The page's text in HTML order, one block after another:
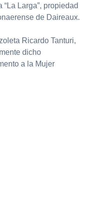
Larga”, propiedad
de Daireaux.
Ricardo Tanturi,
dicho
a la Mujer